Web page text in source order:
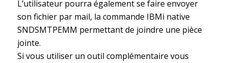
L’utilisateur pourra également se faire envoyer
son fichier par mail, la commande IBMi native
SNDSMTPEMM permettant de joindre une pièce
jointe.
Si vous utiliser un outil complémentaire vous